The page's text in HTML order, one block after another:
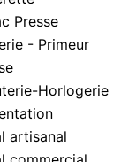
Presse
- Primeur
Horlogerie
artisanal